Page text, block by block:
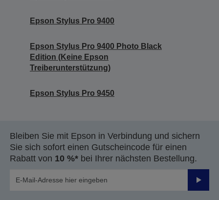
Epson Stylus Pro 9400
Epson Stylus Pro 9400 Photo Black
Edition (Keine Epson
Treiberunterstützung)
Epson Stylus Pro 9450
Bleiben Sie mit Epson in Verbindung und sichern
Sie sich sofort einen Gutscheincode für einen
Rabatt von 10 %* bei Ihrer nächsten Bestellung.